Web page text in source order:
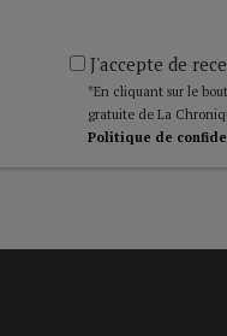
J'accepte de
*En cliquant sur le
gratuite de La
Politique de